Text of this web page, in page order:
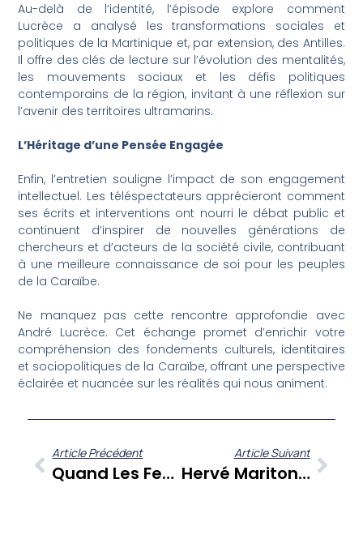
Au-delà de l’identité, l’épisode explore comment
Lucrèce a analysé les transformations sociales et
politiques de la Martinique et, par extension, des Antilles.
Il offre des clés de lecture sur l’évolution des mentalités,
les mouvements sociaux et les défis politiques
contemporains de la région, invitant à une réflexion sur
l’avenir des territoires ultramarins.
L’Héritage d’une Pensée Engagée
Enfin, l’entretien souligne l’impact de son engagement
intellectuel. Les téléspectateurs apprécieront comment
ses écrits et interventions ont nourri le débat public et
continuent d’inspirer de nouvelles générations de
chercheurs et d’acteurs de la société civile, contribuant
à une meilleure connaissance de soi pour les peuples
de la Caraïbe.
Ne manquez pas cette rencontre approfondie avec
André Lucrèce. Cet échange promet d’enrichir votre
compréhension des fondements culturels, identitaires
et sociopolitiques de la Caraïbe, offrant une perspective
éclairée et nuancée sur les réalités qui nous animent.
Article Précédent
Quand Les Femmes Façonnent L’avenir Marin Des Antilles : Rencontre Avec Caroline Edouard Et Coralie Borelva
Article Suivant
Hervé Mariton (FEDOM) Décrypte Les Enjeux Économiques Des Outre-Mer : Quelles Perspectives Pour Les Antilles-Guyane ?